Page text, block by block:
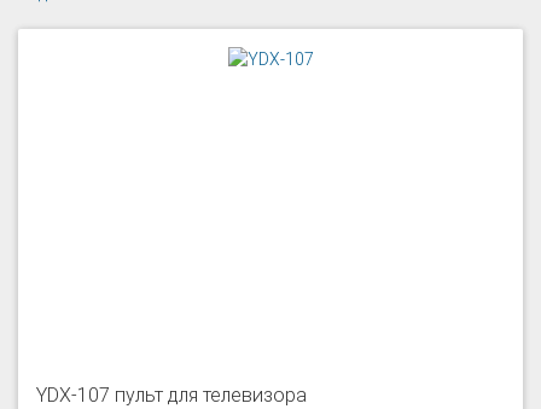
YDX-107 пульт для телевизора